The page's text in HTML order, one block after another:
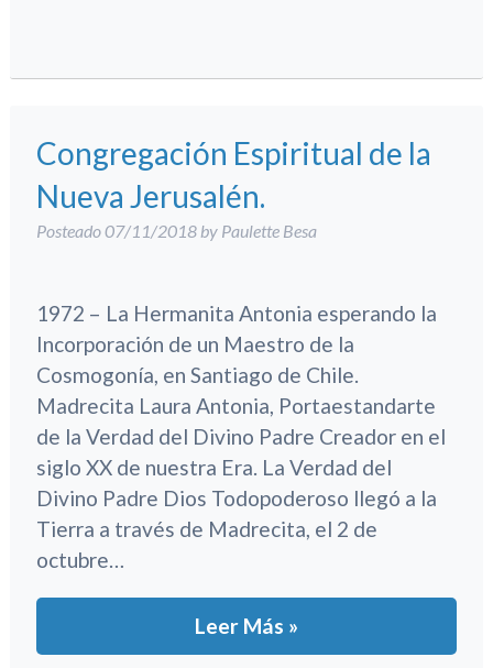
Congregación Espiritual de la
Nueva Jerusalén.
Posteado07/11/2018 by Paulette Besa
1972 – La Hermanita Antonia esperando la
Incorporación de un Maestro de la
Cosmogonía, en Santiago de Chile.
Madrecita Laura Antonia, Portaestandarte
de la Verdad del Divino Padre Creador en el
siglo XX de nuestra Era. La Verdad del
Divino Padre Dios Todopoderoso llegó a la
Tierra a través de Madrecita, el 2 de
octubre…
Leer Más »